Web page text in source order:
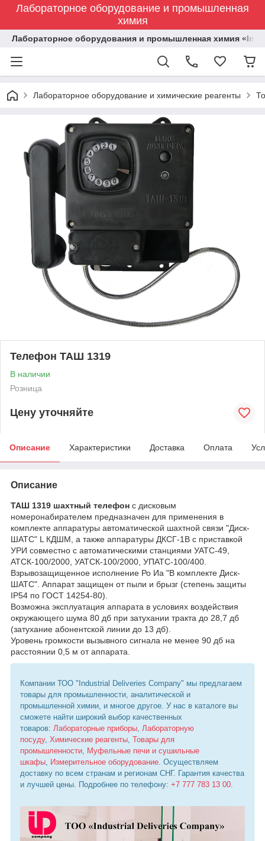
Лабораторное оборудование и промышленная
химия
Лабораторное оборудования и промышленная химия
Лабораторное оборудование и химические реагенты
Телефон ТАШ 1319
В наличии
Розница
Цену уточняйте
Описание Характеристики Доставка Оплата
Описание
ТАШ 1319 шахтный телефон с дисковым
номеронабирателем предназначен для применения в
комплекте аппаратуры автоматической шахтной связи "Диск-
ШАТС" L КДШМ, а также аппаратуры ДКСГ-1В с приставкой
УРИ совместно с автоматическими станциями УАТС-49,
АТСК-100/2000, УАТСК-100/2000, УПАТС-100/400.
Взрывозащищенное исполнение Ро Иа "В комплекте Диск-
ШАТС". Аппарат защищен от пыли и брызг (степень защиты
IP54 по ГОСТ 14254-80).
Возможна эксплуатация аппарата в условиях воздействия
окружающего шума 80 дб при затухании тракта до 28,7 дб
(затухание абонентской линии до 13 дб).
Уровень громкости вызывного сигнала не менее 90 дб на
расстоянии 0,5 м от аппарата.
Компании ТОО "Industrial Deliveries Company" мы предлагаем
товары для промышленности, аналитической и
промышленной химии, и многое другое. У нас в каталоге вы
сможете найти широкий выбор качественных
товаров: Лабораторные приборы Лабораторную
посуду, Химические реагенты Товары для
промышленности
Муфельные печи и сушильные
шкафы
Измерительное оборудование . Осуществляем
доставку по всем странам и регионам СНГ. Гарантия качества
и лучшей цены. Подробнее по телефону: +7 777 783 13 00